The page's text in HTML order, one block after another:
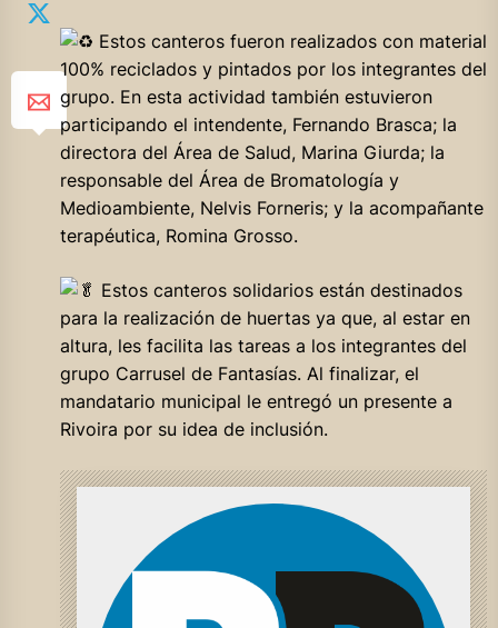
Estos canteros fueron realizados con material
100% reciclados y pintados por los integrantes del
grupo. En esta actividad también estuvieron
participando el intendente, Fernando Brasca; la
directora del Área de Salud, Marina Giurda; la
responsable del Área de Bromatología y
Medioambiente, Nelvis Forneris; y la acompañante
terapéutica, Romina Grosso.
Estos canteros solidarios están destinados
para la realización de huertas ya que, al estar en
altura, les facilita las tareas a los integrantes del
grupo Carrusel de Fantasías. Al finalizar, el
mandatario municipal le entregó un presente a
Rivoira por su idea de inclusión.